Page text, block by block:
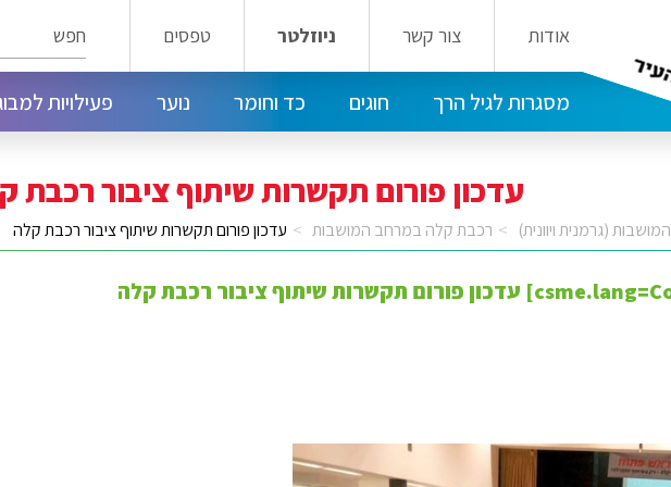
אודות צור קשר ניוזלטר טפסים חפש
מסגרות לגיל הרך חוגים כד וחומר נוער פעילויות
עדכון פורום תקשרות שיתוף ציבור רכבת
המושבות (גרמנית ויוונית) רכבת קלה במרחב המושבות עדכון פורום תקשרות שיתוף ציבור רכבת קלה